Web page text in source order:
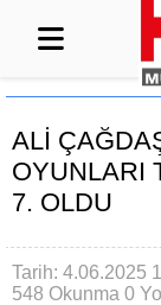
ALİ
OYUNLARI
7. OLDU
Tarih: 4.06.2025
548 Okunma 0